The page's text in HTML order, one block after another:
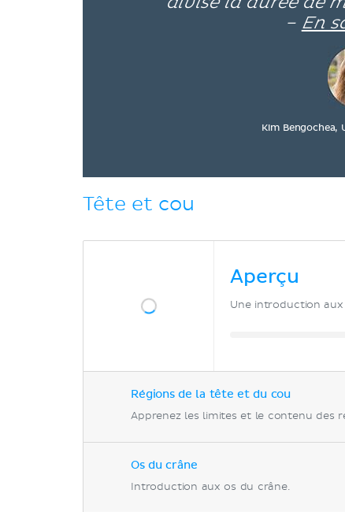
– En
Kim Bengochea,
Tête et cou
Aperçu
Une introduction
Régions de la tête et du cou
Apprenez les limites et le contenu des
Os du crâne
Introduction aux os du crâne.